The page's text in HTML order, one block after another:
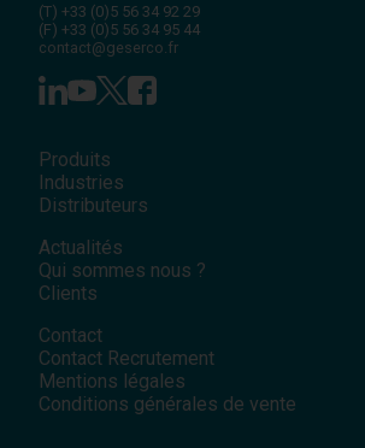
(T) +33 (0)5 56 34 92 29
(F) +33 (0)5 56 34 95 44
contact@geserco.fr
Produits
Industries
Distributeurs
Actualités
Qui sommes nous ?
Clients
Contact
Contact Recrutement
Mentions légales
Conditions générales de vente